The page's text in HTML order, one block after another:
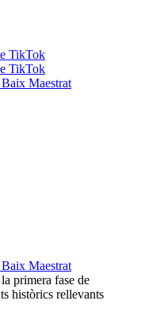
TikTok
TikTok
primera fase de
històrics rellevants